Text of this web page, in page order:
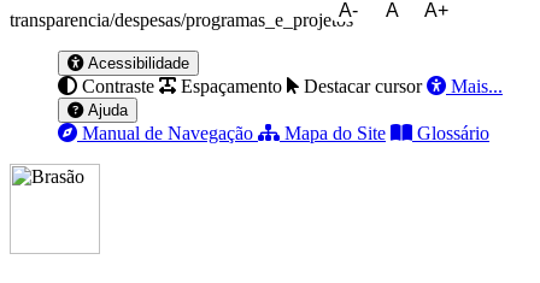
transparencia/despesas/programas_e_projetos
A- A A+
Acessibilidade
Contraste Espaçamento Destacar cursor Mais...
Ajuda
Manual de Navegação Mapa do Site Glossário